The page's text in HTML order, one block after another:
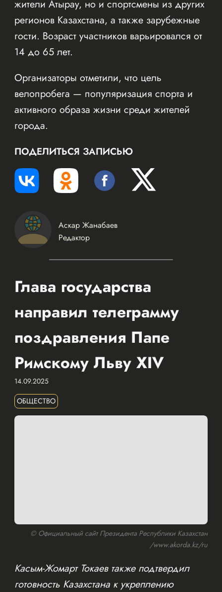
жители Атырау, но и спортсмены из других
регионов Казахстана, а также зарубежные
гости. Возраст участников варьировался от
14 до 65 лет.
Организаторы отметили, что цель
велопробега — популяризация спорта и
активного образа жизни среди жителей
города.
ПОДЕЛИТЬСЯ ЗАПИСЬЮ
Аскар Жанабаев
Редактор
Глава государства
направил телеграмму
поздравления Папе
Римскому Льву XIV
14.09.2025
ОБЩЕСТВО
© Официальный сайт Президента Республики Казахстан
/www.akorda.kz/ru
Касым-Жомарт Токаев также подтвердил
готовность Казахстана к укреплению